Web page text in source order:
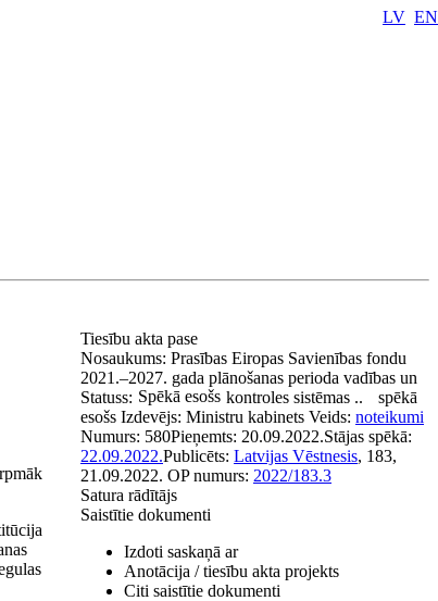
LV EN
Tiesību akta pase
Nosaukums: Prasības Eiropas Savienības fondu
2021.–2027. gada plānošanas perioda vadības un
kontroles sistēmas ..
Statuss: Spēkā esošs
spēkā
esošs Izdevējs: Ministru kabinets Veids: noteikumi
Numurs: 580Pieņemts: 20.09.2022.Stājas spēkā:
22.09.2022.Publicēts: Latvijas Vēstnesis, 183,
21.09.2022. OP numurs: 2022/183.3
Satura rādītājs
Saistītie dokumenti
Izdoti saskaņā ar
Anotācija / tiesību akta projekts
Citi saistītie dokumenti